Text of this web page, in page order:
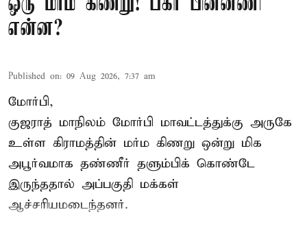
என்ன?
Published on: 09 Aug 2026, 7:37 am
மோர்பி,
குஜராத் மாநிலம் மோர்பி மாவட்டத்துக்கு அருகே
உள்ள கிராமத்தின் மர்ம கிணறு ஒன்று மிக
அபூர்வமாக தண்ணீர் தளும்பிக் கொண்டே
இருந்ததால் அப்பகுதி மக்கள்
ஆச்சரியமடைந்தனர்.